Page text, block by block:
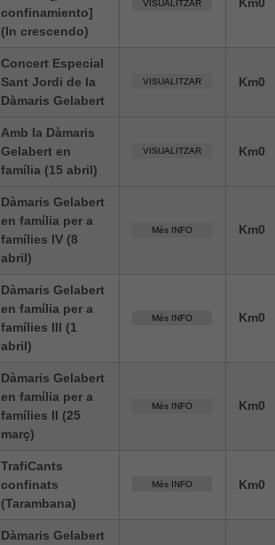
confinamiento]
(In crescendo)
VISUALITZAR
Concert Especial
Sant Jordi de la
Dàmaris Gelabert
VISUALITZAR Km0
Amb la Dàmaris
Gelabert en
família (15 abril)
VISUALITZAR Km0
Dàmaris Gelabert
en família per a
famílies IV (8
abril)
Més INFO Km0
Dàmaris Gelabert
en família per a
famílies III (1
abril)
Més INFO Km0
Dàmaris Gelabert
en família per a
famílies II (25
març)
Més INFO Km0
TrafiCants
confinats
(Tarambana)
Més INFO Km0
Dàmaris Gelabert